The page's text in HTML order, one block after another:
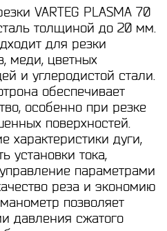
VARTEG PLASMA 70
толщиной до 20 мм.
для резки
меди, цветных
и углеродистой стали.
обеспечивает
особенно при резке
поверхностей.
характеристики дуги,
установки тока,
параметрами
реза и экономию
позволяет
давления сжатого